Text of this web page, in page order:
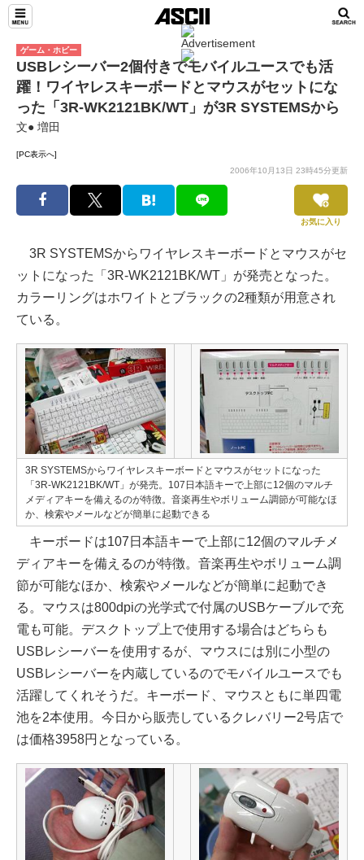
ゲーム・ホビー
USBレシーバー2個付きでモバイルユースでも活
躍！ワイヤレスキーボードとマウスがセットにな
った「3R-WK2121BK/WT」が3R SYSTEMSから
文● 増田
[PC表示へ]
2006年10月13日 23時45分更新
お気に入り
3R SYSTEMSからワイヤレスキーボードとマウスがセ
ットになった「3R-WK2121BK/WT」が発売となった。
カラーリングはホワイトとブラックの2種類が用意され
ている。
3R SYSTEMSからワイヤレスキーボードとマウスがセットになった
「3R-WK2121BK/WT」が発売。107日本語キーで上部に12個のマルチ
メディアキーを備えるのが特徴。音楽再生やボリューム調節が可能なほ
か、検索やメールなどが簡単に起動できる
キーボードは107日本語キーで上部に12個のマルチメ
ディアキーを備えるのが特徴。音楽再生やボリューム調
節が可能なほか、検索やメールなどが簡単に起動でき
る。マウスは800dpiの光学式で付属のUSBケーブルで充
電も可能。デスクトップ上で使用する場合はどちらも
USBレシーバーを使用するが、マウスには別に小型の
USBレシーバーを内蔵しているのでモバイルユースでも
活躍してくれそうだ。キーボード、マウスともに単四電
池を2本使用。今日から販売しているクレバリー2号店で
は価格3958円となっている。